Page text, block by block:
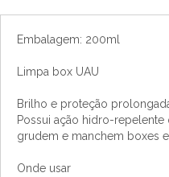
Embalagem: 200ml
Limpa box UAU
Brilho e proteção
Possui ação hidro-repelente
grudem e manchem boxes e
Onde usar